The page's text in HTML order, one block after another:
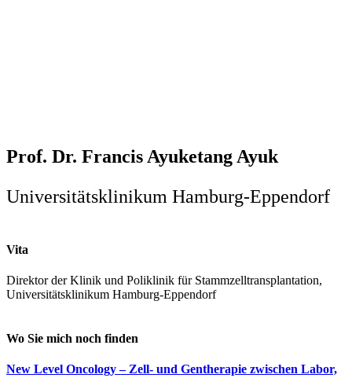
Prof. Dr. Francis Ayuketang Ayuk
Universitätsklinikum Hamburg-Eppendorf
Vita
Direktor der Klinik und Poliklinik für Stammzelltransplantation,
Universitätsklinikum Hamburg-Eppendorf
Wo Sie mich noch finden
New Level Oncology – Zell- und Gentherapie zwischen Labor,